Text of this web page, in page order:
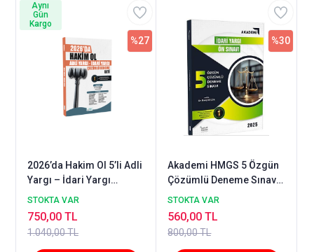
2026’da Hakim Ol 5’li Adli
Yargı – İdari Yargı
Çözümlü Deneme Seti
STOKTA VAR
1.040,00 TL
%27
750,00 TL
Aynı
Gün
Kargo
Akademi HMGS 5 Özgün
Çözümlü Deneme Sınavı
2025
STOKTA VAR
800,00 TL
%30
560,00 TL